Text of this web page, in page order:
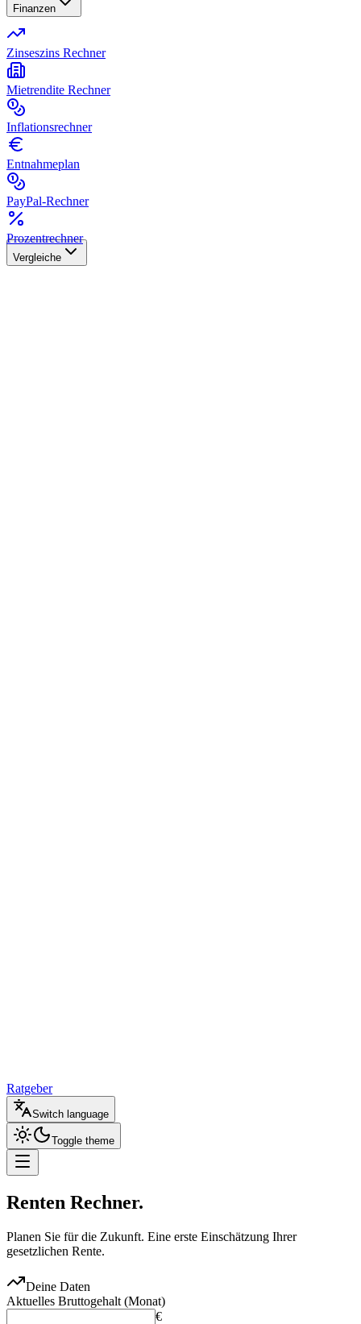
Finanzen
Zinseszins Rechner
Mietrendite Rechner
Inflationsrechner
Entnahmeplan
PayPal-Rechner
Prozentrechner
Vergleiche
Ratgeber
Switch language
Toggle theme
Renten Rechner.
Planen Sie für die Zukunft. Eine erste Einschätzung Ihrer
gesetzlichen Rente.
Deine Daten
Aktuelles Bruttogehalt (Monat)
€